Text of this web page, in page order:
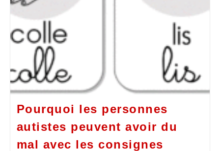
Pourquoi les personnes
autistes peuvent avoir du
mal avec les consignes